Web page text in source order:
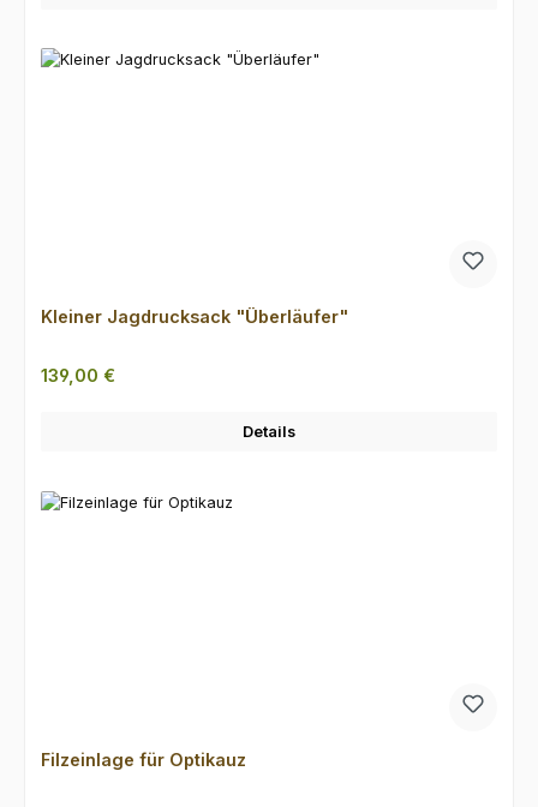
Kleiner Jagdrucksack "Überläufer"
Regulärer Preis:
139,00 €
Details
Filzeinlage für Optikauz